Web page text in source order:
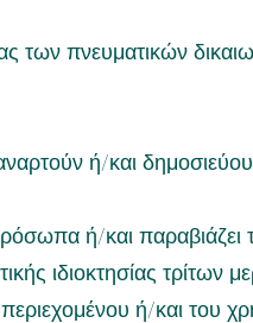
των πνευματικών
ή/και
ή/και παραβιάζει
ιδιοκτησίας τρίτων
ή/και του